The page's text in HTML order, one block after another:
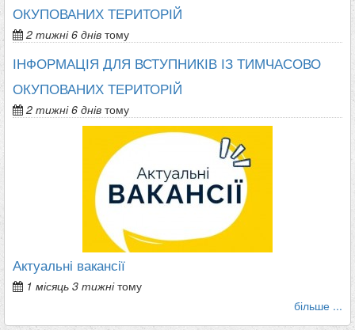
ОКУПОВАНИХ ТЕРИТОРІЙ
2 тижні 6 днів тому
ІНФОРМАЦІЯ ДЛЯ ВСТУПНИКІВ ІЗ ТИМЧАСОВО
ОКУПОВАНИХ ТЕРИТОРІЙ
2 тижні 6 днів тому
Актуальні вакансії
1 місяць 3 тижнітому
більше ...